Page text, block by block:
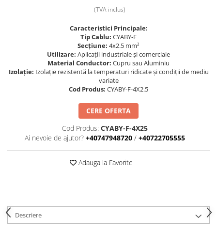
Suporturi de fixare
Termostate
Variator de tensiune
(TVA inclus)
Caracteristici Principale:
Tip Cablu: CYABY-F
Secțiune: 4x2.5 mm²
Utilizare: Aplicații industriale și comerciale
Material Conductor: Cupru sau Aluminiu
Izolație: Izolație rezistentă la temperaturi ridicate și condiții de mediu
variate
Cod Produs: CYABY-F-4X2.5
CERE OFERTA
Cod Produs: CYABY-F-4X25
Ai nevoie de ajutor? +40747948720 / +40722705555
Adauga la Favorite
Descriere